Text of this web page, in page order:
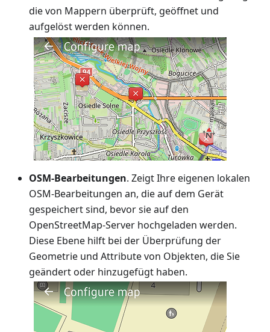
die von Mappern überprüft, geöffnet und
aufgelöst werden können.
OSM-Bearbeitungen. Zeigt Ihre eigenen lokalen
OSM-Bearbeitungen an, die auf dem Gerät
gespeichert sind, bevor sie auf den
OpenStreetMap-Server hochgeladen werden.
Diese Ebene hilft bei der Überprüfung der
Geometrie und Attribute von Objekten, die Sie
geändert oder hinzugefügt haben.